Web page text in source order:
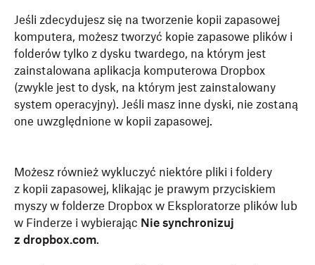
Jeśli zdecydujesz się na tworzenie kopii zapasowej
komputera, możesz tworzyć kopie zapasowe plików i
folderów tylko z dysku twardego, na którym jest
zainstalowana aplikacja komputerowa Dropbox
(zwykle jest to dysk, na którym jest zainstalowany
system operacyjny). Jeśli masz inne dyski, nie zostaną
one uwzględnione w kopii zapasowej.
Możesz również wykluczyć niektóre pliki i foldery
z kopii zapasowej, klikając je prawym przyciskiem
myszy w folderze Dropbox w Eksploratorze plików lub
w Finderze i wybierając Nie synchronizuj
z dropbox.com.